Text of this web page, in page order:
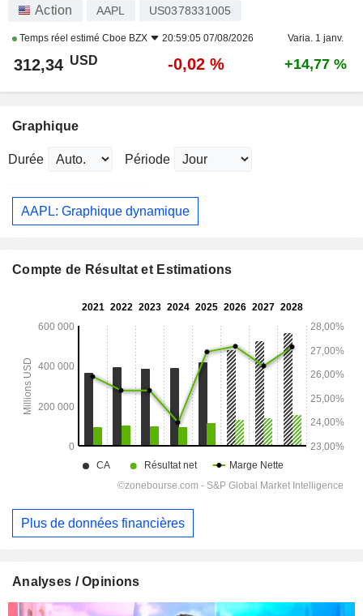
Action AAPL US0378331005
Temps réel estimé Cboe BZX 20:59:05 07/08/2026 Varia. 1 janv.
312,34 USD -0,02 % +14,77 %
Graphique
Durée Période
AAPL: Graphique dynamique
Compte de Résultat et Estimations
Plus de données financières
Analyses / Opinions